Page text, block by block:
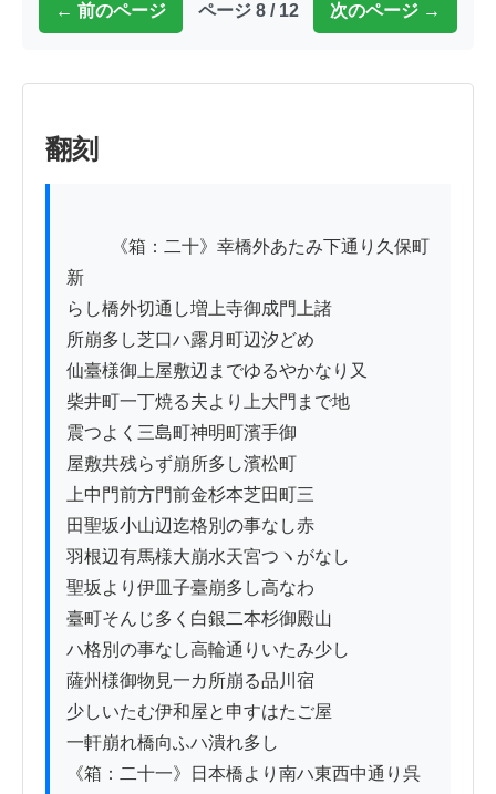
← 前のページ ページ 8 / 12 次のページ →
翻刻
新
らし橋外切通し増上寺御成門上諸
所崩多し芝口ハ露月町辺汐どめ
仙臺様御上屋敷辺までゆるやかなり又
柴井町一丁焼る夫より上大門まで地
震つよく三島町神明町濱手御
屋敷共残らず崩所多し濱松町ゟ
上中門前方門前金杉本芝田町三
田聖坂小山辺迄格別の事なし赤
羽根辺有馬様大崩水天宮つヽがなし
聖坂より伊皿子臺崩多し高なわ
臺町そんじ多く白銀二本杉御殿山
ハ格別の事なし高輪通りいたみ少し
薩州様御物見一カ所崩る品川宿
少しいたむ伊和屋と申すはたご屋
一軒崩れ橋向ふハ潰れ多し
《箱：二十一》日本橋より南ハ東西中通り呉